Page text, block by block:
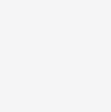
BY ','"